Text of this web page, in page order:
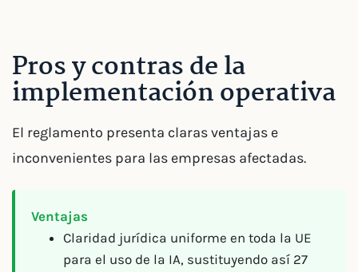
Pros y contras de la
implementación operativa
El reglamento presenta claras ventajas e
inconvenientes para las empresas afectadas.
Ventajas
Claridad jurídica uniforme en toda la UE
para el uso de la IA, sustituyendo así 27